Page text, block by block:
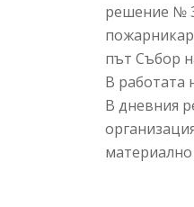
решение №
път Събор
В работата
В дневния